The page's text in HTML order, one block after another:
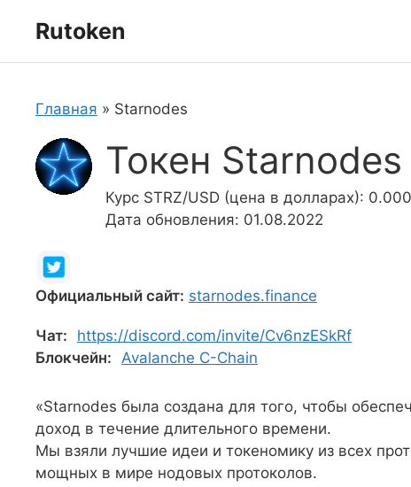
Rutoken
Главная » Starnodes
Токен Starnodes
Курс STRZ/USD (цена в долларах):
Дата обновления: 01.08.2022
Официальный сайт: starnodes.finance
Чат:
https://discord.com/invite/Cv6nzESkRf
Блокчейн: Avalanche C-Chain
«Starnodes была создана для того, чтобы
доход в течение длительного времени.
Мы взяли лучшие идеи и токеномику из всех
мощных в мире нодовых протоколов.